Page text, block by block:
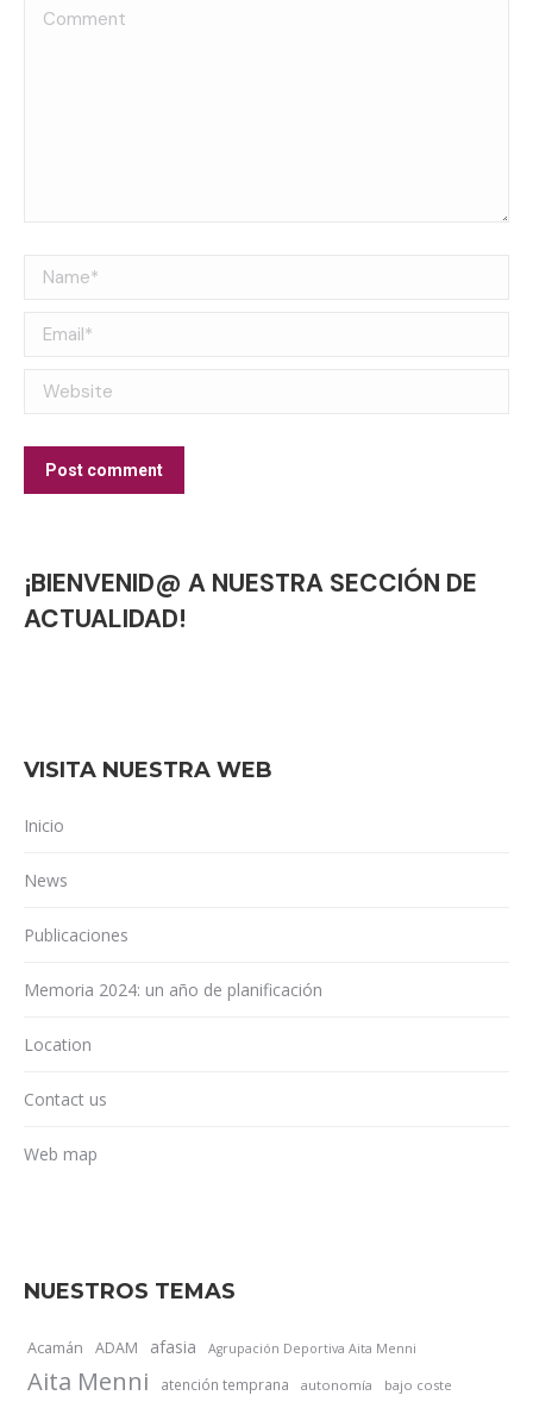
Comment
Name *
Email *
Website
Post comment
¡BIENVENID@ A NUESTRA SECCIÓN DE
ACTUALIDAD!
VISITA NUESTRA WEB
Inicio
News
Publicaciones
Memoria 2024: un año de planificación
Location
Contact us
Web map
NUESTROS TEMAS
Acamán ADAM afasia Agrupación Deportiva Aita Menni
Aita Menni atención temprana autonomía bajo coste